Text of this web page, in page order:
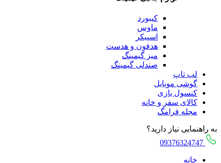
کیبورد
ماوس
اسپیکر
هدفون و هدست
میز گیمینگ
صندلی گیمینگ
لپ تاپ
گوشی موبایل
کنسول بازی
کالای سفر و خانه
مجله فرامگ
به راهنمایی نیاز دارید؟
خانه